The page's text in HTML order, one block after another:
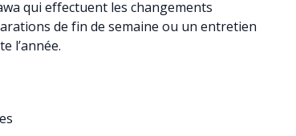
qui effectuent les changements
de fin de semaine ou un entretien
l’année.